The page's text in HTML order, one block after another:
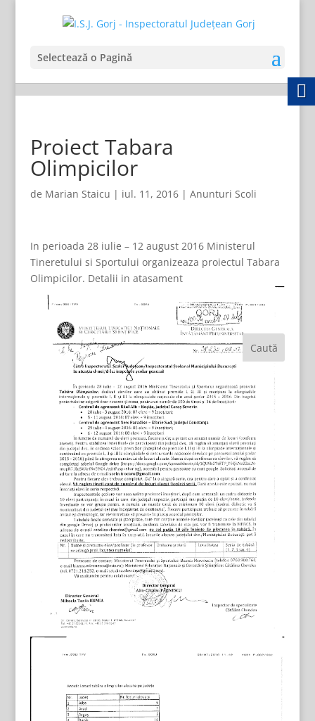
Selectează o Pagină
Proiect Tabara
Olimpicilor
de Marian Staicu | iul. 11, 2016| Anunturi Scoli
In perioada 28 iulie – 12 august 2016 Ministerul
Tineretului si Sportului organizeaza proiectul Tabara
Olimpicilor. Detalii in atasament